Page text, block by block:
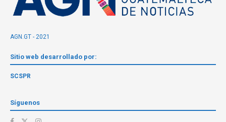
AGN.GT - 2021
Sitio web desarrollado por:
SCSPR
Síguenos